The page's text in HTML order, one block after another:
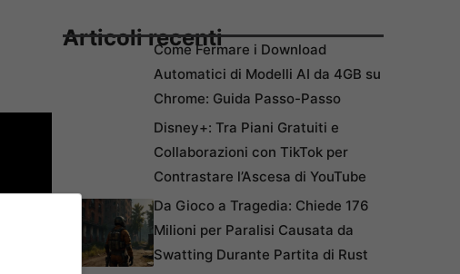
Articoli recentiCome Fermare i Download
Automatici di Modelli AI da 4GB su
Chrome: Guida Passo-Passo
Disney+: Tra Piani Gratuiti e
Collaborazioni con TikTok per
Contrastare l’Ascesa di YouTube
Da Gioco a Tragedia: Chiede 176
Milioni per Paralisi Causata da
Swatting Durante Partita di Rust